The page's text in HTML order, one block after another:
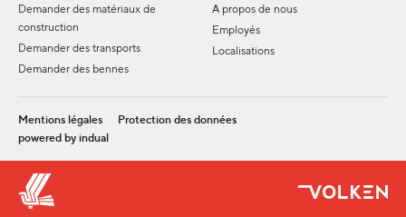
Demander des matériaux de
construction
Demander des transports
Demander des bennes
A propos de nous
Employés
Localisations
Mentions légales
Protection des données
powered by indual